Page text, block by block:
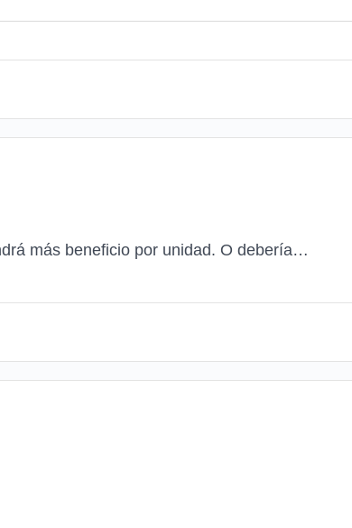
más beneficio por unidad. O debería…